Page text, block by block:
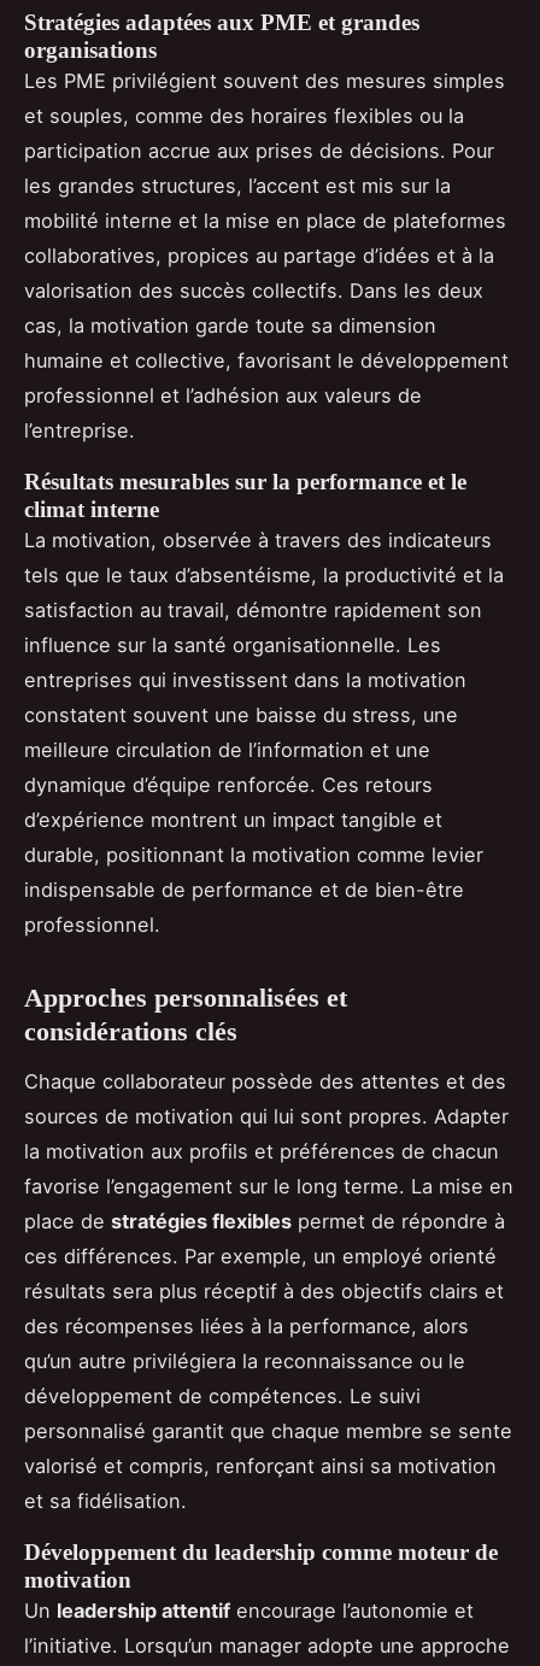
Stratégies adaptées aux PME et grandes
organisations
Les PME privilégient souvent des mesures simples
et souples, comme des horaires flexibles ou la
participation accrue aux prises de décisions. Pour
les grandes structures, l’accent est mis sur la
mobilité interne et la mise en place de plateformes
collaboratives, propices au partage d’idées et à la
valorisation des succès collectifs. Dans les deux
cas, la motivation garde toute sa dimension
humaine et collective, favorisant le développement
professionnel et l’adhésion aux valeurs de
l’entreprise.
Résultats mesurables sur la performance et le
climat interne
La motivation, observée à travers des indicateurs
tels que le taux d’absentéisme, la productivité et la
satisfaction au travail, démontre rapidement son
influence sur la santé organisationnelle. Les
entreprises qui investissent dans la motivation
constatent souvent une baisse du stress, une
meilleure circulation de l’information et une
dynamique d’équipe renforcée. Ces retours
d’expérience montrent un impact tangible et
durable, positionnant la motivation comme levier
indispensable de performance et de bien-être
professionnel.
Approches personnalisées et
considérations clés
Chaque collaborateur possède des attentes et des
sources de motivation qui lui sont propres. Adapter
la motivation aux profils et préférences de chacun
favorise l’engagement sur le long terme. La mise en
place de stratégies flexibles permet de répondre à
ces différences. Par exemple, un employé orienté
résultats sera plus réceptif à des objectifs clairs et
des récompenses liées à la performance, alors
qu’un autre privilégiera la reconnaissance ou le
développement de compétences. Le suivi
personnalisé garantit que chaque membre se sente
valorisé et compris, renforçant ainsi sa motivation
et sa fidélisation.
Développement du leadership comme moteur de
motivation
Un leadership attentif encourage l’autonomie et
l’initiative. Lorsqu’un manager adopte une approche